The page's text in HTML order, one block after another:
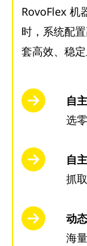
RovoFlex 机
时，系统配
套高效、稳
自
选
自
抓
动
海